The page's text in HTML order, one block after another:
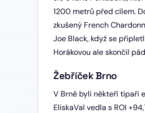
1200 metrů před cílem.
zkušený French
Joe Black, když se
Horákovou ale skončil
Žebříček Brno
V Brně byli někteří tipaři
EliskaVal vedla s ROI